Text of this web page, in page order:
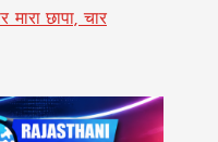
छापा, चार